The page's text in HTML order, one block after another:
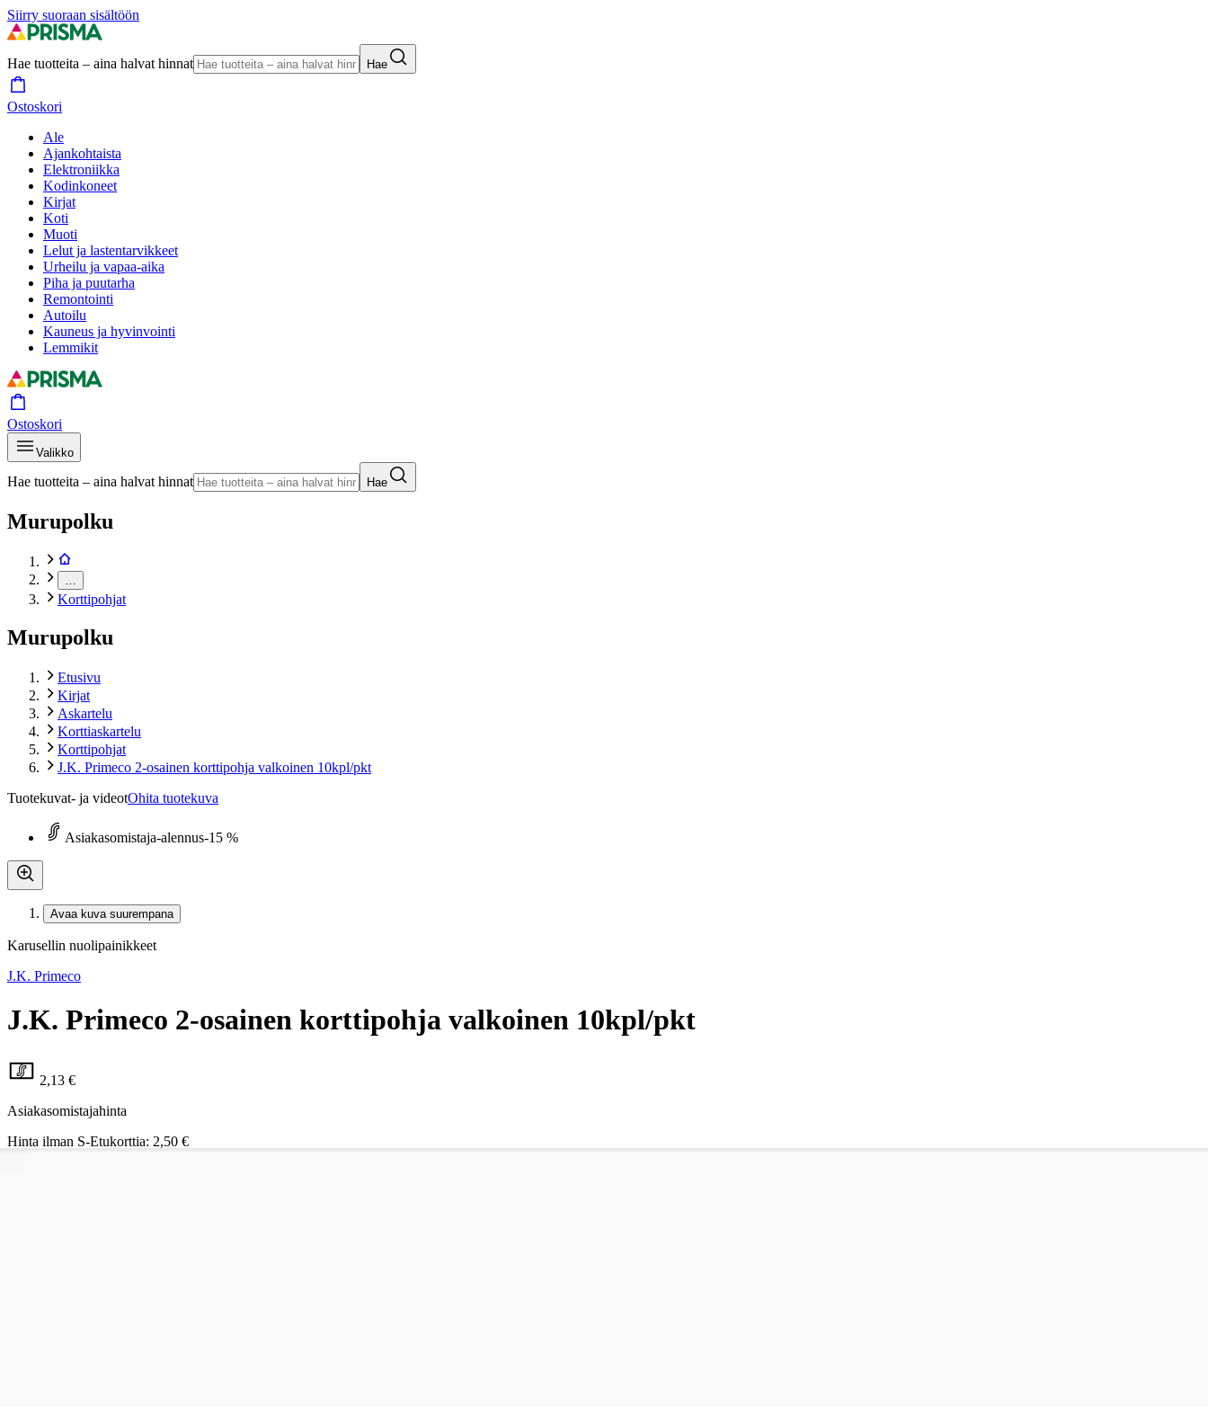
Siirry suoraan sisältöön
Hae tuotteita – aina halvat hinnat Hae
Ostoskori
Ale
Ajankohtaista
Elektroniikka
Kodinkoneet
Kirjat
Koti
Muoti
Lelut ja lastentarvikkeet
Urheilu ja vapaa-aika
Piha ja puutarha
Remontointi
Autoilu
Kauneus ja hyvinvointi
Lemmikit
Ostoskori
Valikko
Hae tuotteita – aina halvat hinnat Hae
Murupolku
Korttipohjat
Murupolku
Etusivu
Kirjat
Askartelu
Korttiaskartelu
Korttipohjat
J.K. Primeco 2-osainen korttipohja valkoinen 10kpl/pkt
Tuotekuvat- ja videotOhita tuotekuva
Asiakasomistaja-alennus-15 %
Avaa kuva suurempana
Karusellin nuolipainikkeet
J.K. Primeco
J.K. Primeco 2-osainen korttipohja valkoinen 10kpl/pkt
2,13 €
Asiakasomistajahinta
Hinta ilman S-Etukorttia: 2,50 €